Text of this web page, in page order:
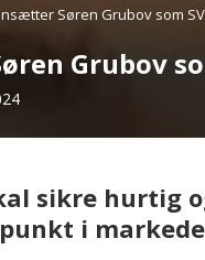
Søren Grubov som
Grubov
sikre
i